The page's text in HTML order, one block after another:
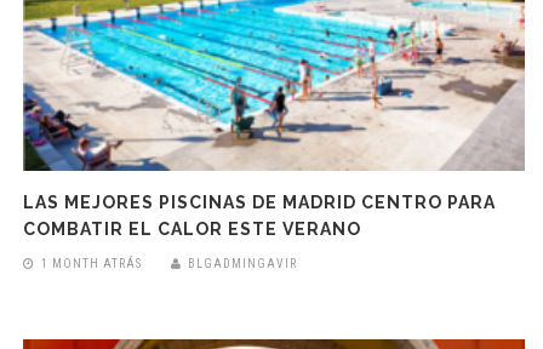
LAS MEJORES PISCINAS DE MADRID CENTRO PARA
COMBATIR EL CALOR ESTE VERANO
1 MONTH ATRÁS BLGADMINGAVIR